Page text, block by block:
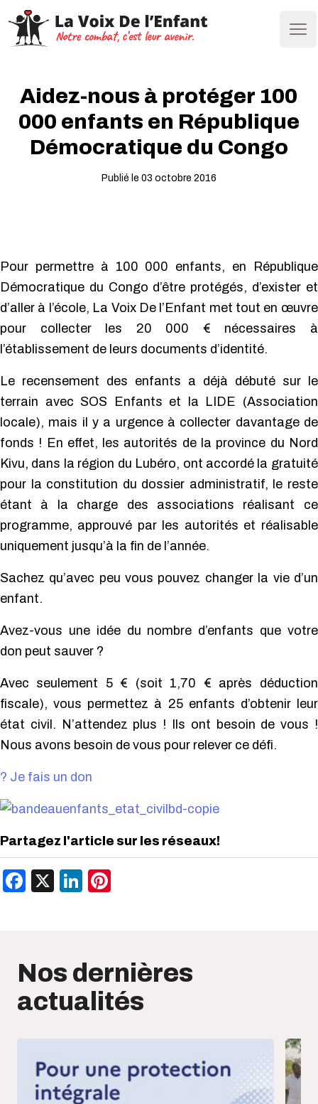
Aidez-nous à protéger 100
000 enfants en République
Démocratique du Congo
Publié le 03 octobre 2016
Pour permettre à 100 000 enfants, en République
Démocratique du Congo d’être protégés, d’exister et
d’aller à l’école, La Voix De l’Enfant met tout en œuvre
pour collecter les 20 000 € nécessaires à
l’établissement de leurs documents d’identité.
Le recensement des enfants a déjà débuté sur le
terrain avec SOS Enfants et la LIDE (Association
locale), mais il y a urgence à collecter davantage de
fonds ! En effet, les autorités de la province du Nord
Kivu, dans la région du Lubéro, ont accordé la gratuité
pour la constitution du dossier administratif, le reste
étant à la charge des associations réalisant ce
programme, approuvé par les autorités et réalisable
uniquement jusqu’à la fin de l’année.
Sachez qu’avec peu vous pouvez changer la vie d’un
enfant.
Avez-vous une idée du nombre d’enfants que votre
don peut sauver ?
Avec seulement 5 € (soit 1,70 € après déduction
fiscale), vous permettez à 25 enfants d’obtenir leur
état civil. N’attendez plus ! Ils ont besoin de vous !
Nous avons besoin de vous pour relever ce défi.
? Je fais un don
Partagez l'article sur les réseaux!
Facebook
X LinkedIn
Nos dernières
actualités